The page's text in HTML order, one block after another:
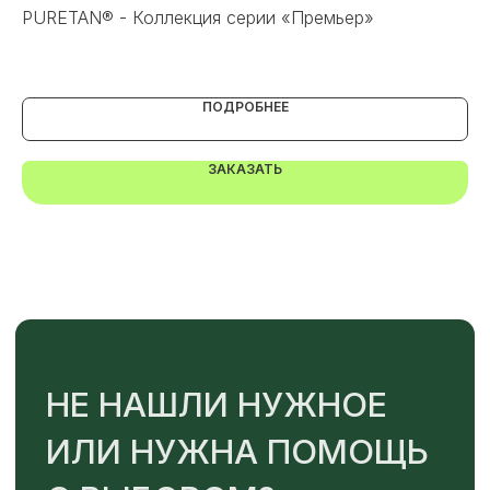
PURETAN® - Коллекция серии «Премьер»
ПОДРОБНЕЕ
ЗАКАЗАТЬ